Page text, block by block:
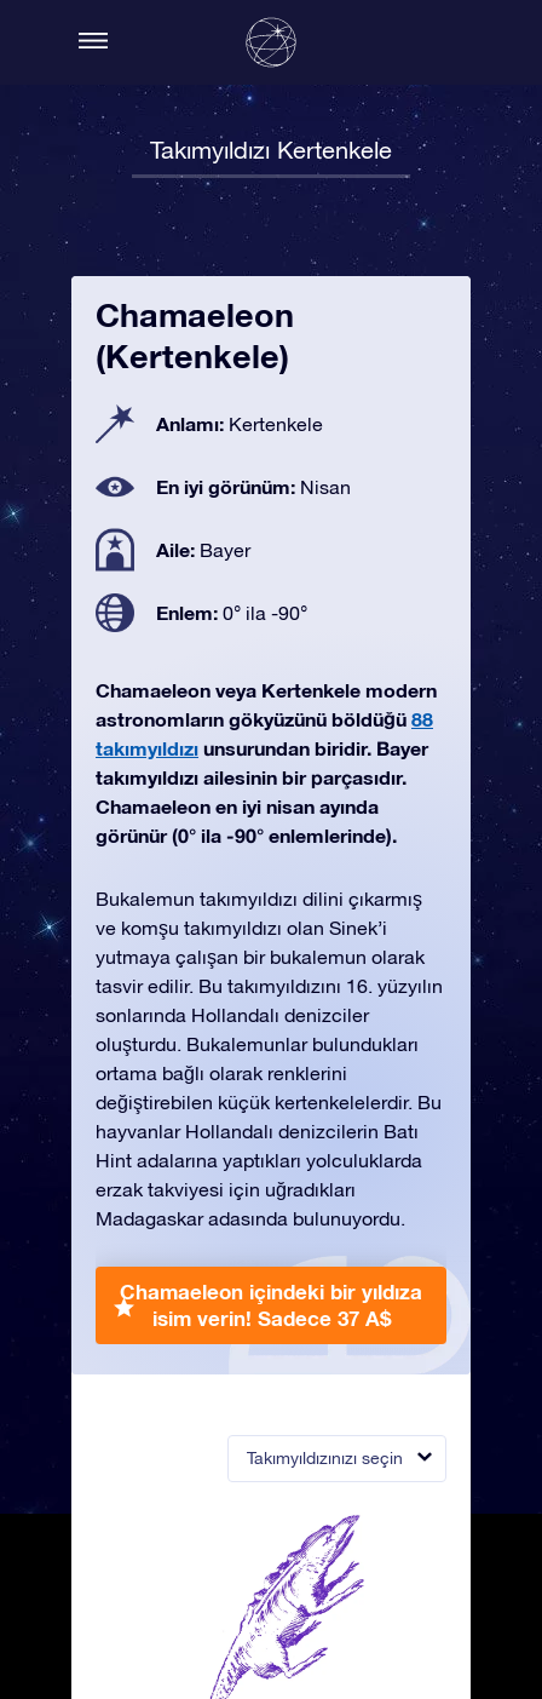
Takımyıldızı Kertenkele
Takımyıldızınızı seçin
Chamaeleon
(Kertenkele)
Anlamı: Kertenkele
En iyi görünüm: Nisan
Aile: Bayer
Enlem: 0° ila -90°
Chamaeleon veya Kertenkele modern
astronomların gökyüzünü böldüğü 88
takımyıldızı unsurundan biridir. Bayer
takımyıldızı ailesinin bir parçasıdır.
Chamaeleon en iyi nisan ayında
görünür (0° ila -90° enlemlerinde).
Bukalemun takımyıldızı dilini çıkarmış
ve komşu takımyıldızı olan Sinek’i
yutmaya çalışan bir bukalemun olarak
tasvir edilir. Bu takımyıldızını 16. yüzyılın
sonlarında Hollandalı denizciler
oluşturdu. Bukalemunlar bulundukları
ortama bağlı olarak renklerini
değiştirebilen küçük kertenkelelerdir. Bu
hayvanlar Hollandalı denizcilerin Batı
Hint adalarına yaptıkları yolculuklarda
erzak takviyesi için uğradıkları
Madagaskar adasında bulunuyordu.
Chamaeleon içindeki bir yıldıza
isim verin! Sadece 37 A$